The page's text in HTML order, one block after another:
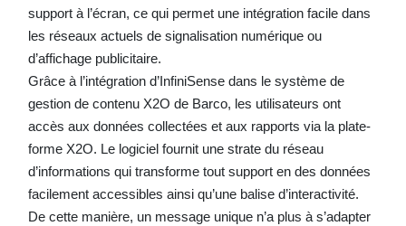
support à l’écran, ce qui permet une intégration facile dans
les réseaux actuels de signalisation numérique ou
d’affichage publicitaire.
Grâce à l’intégration d’InfiniSense dans le système de
gestion de contenu X2O de Barco, les utilisateurs ont
accès aux données collectées et aux rapports via la plate-
forme X2O. Le logiciel fournit une strate du réseau
d’informations qui transforme tout support en des données
facilement accessibles ainsi qu’une balise d’interactivité.
De cette manière, un message unique n’a plus à s’adapter